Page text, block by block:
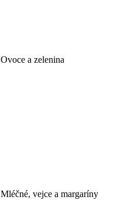
Ovoce a zelenina
Mléčné, vejce a margaríny